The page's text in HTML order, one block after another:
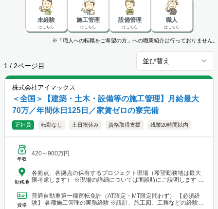
未経験
はこちら
施工管理
はこちら
設備管理
はこちら
職人
はこちら
※「職人への転職をご希望の方」への職業紹介は行っておりません。
1 / 2ページ目
並び替え
株式会社アイマックス
＜全国＞【建築・土木・設備等の施工管理】月給最大
70万／年間休日125日／家賃ゼロの寮完備
正社員 転勤なし 土日祝休み 資格取得支援 残業20時間以内
年収
420～900万円
勤務地
各拠点、各拠点の保有するプロジェクト現場（希望勤務地は最大
限考慮します） ※現場の詳細については面談時にご説明します
谷区代々木2-23-1 ニューステートメナー1055 └アクセス：京王線
「新宿駅」から徒歩5分 ※東京都を中心とした首都圏のほか、栃
木・群馬・茨城・埼玉・山梨・千葉・神奈川などに関東圏内の現
資格
普通自動車第一種運転免許（AT限定・MT限定問わず） 【必須経
験】 各種施工管理の実務経験 ※設計、施工図、工務などの経験を